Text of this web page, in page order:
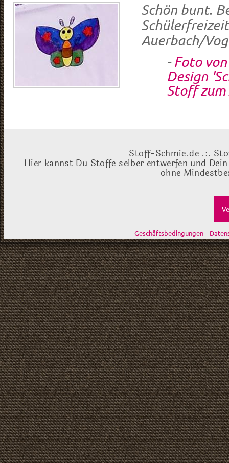
Schön bunt.
Auerbach/
-Foto
Design
Stoff zum
Stoff-Schmie.de .:.
Hier kannst Du Stoffe selber entwerfen und
ohne
Geschäftsbedingungen